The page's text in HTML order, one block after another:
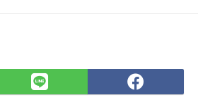
LINE
で
で